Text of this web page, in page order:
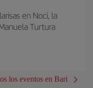
en Noci, la
Turtura
los eventos en Bari